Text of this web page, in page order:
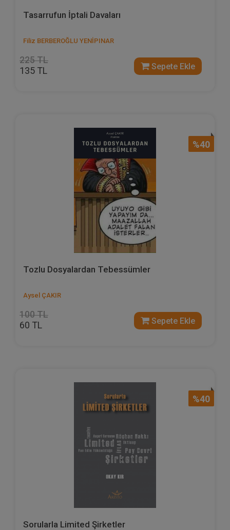
Tasarrufun İptali Davaları
Filiz BERBEROĞLU YENİPINAR
225 TL
135 TL Sepete Ekle
%40
Tozlu Dosyalardan Tebessümler
Aysel ÇAKIR
100 TL
60 TL Sepete Ekle
%40
Sorularla Limited Şirketler